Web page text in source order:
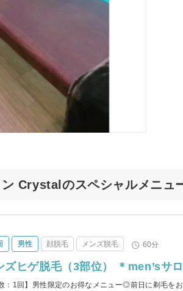
Crystalのスペシャルメニュ
男性 顔脱毛 メンズ脱毛 60分
ズヒゲ脱毛（3部位） ＊men’sサ
数：1回】男性限定のお得なメニュー◎前日に剃毛を